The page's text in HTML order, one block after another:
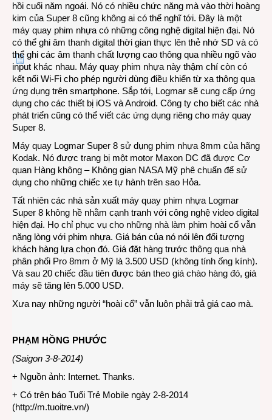
hồi cuối năm ngoái. Nó có nhiều chức năng mà vào thời hoàng
kim của Super 8 cũng không ai có thể nghĩ tới. Đây là một
máy quay phim nhựa có những công nghệ digital hiện đại. Nó
có thể ghi âm thanh digital thời gian thực lên thẻ nhớ SD và có
thể ghi các âm thanh chất lượng cao thông qua nhiều ngõ vào
input khác nhau. Máy quay phim nhựa này thậm chí còn có
kết nối Wi-Fi cho phép người dùng điều khiển từ xa thông qua
ứng dụng trên smartphone. Sắp tới, Logmar sẽ cung cấp ứng
dụng cho các thiết bị iOS và Android. Công ty cho biết các nhà
phát triển cũng có thể viết các ứng dụng riêng cho máy quay
Super 8.
Máy quay Logmar Super 8 sử dụng phim nhựa 8mm của hãng
Kodak. Nó được trang bị một motor Maxon DC đã được Cơ
quan Hàng không – Không gian NASA Mỹ phê chuẩn để sử
dụng cho những chiếc xe tự hành trên sao Hỏa.
Tất nhiên các nhà sản xuất máy quay phim nhựa Logmar
Super 8 không hề nhằm cạnh tranh với công nghệ video digital
hiện đại. Họ chỉ phục vụ cho những nhà làm phim hoài cổ vẫn
nặng lòng với phim nhựa. Giá bán của nó nói lên đối tượng
khách hàng lựa chọn đó. Giá đặt hàng trước thông qua nhà
phân phối Pro 8mm ở Mỹ là 3.500 USD (không tính ống kính).
Và sau 20 chiếc đầu tiên được bán theo giá chào hàng đó, giá
máy sẽ tăng lên 5.000 USD.
Xưa nay những người “hoài cổ” vẫn luôn phải trả giá cao mà.
PHẠM HỒNG PHƯỚC
(Saigon 3-8-2014)
+ Nguồn ảnh: Internet. Thanks.
+ Có trên báo Tuổi Trẻ Mobile ngày 2-8-2014
(http://m.tuoitre.vn/)